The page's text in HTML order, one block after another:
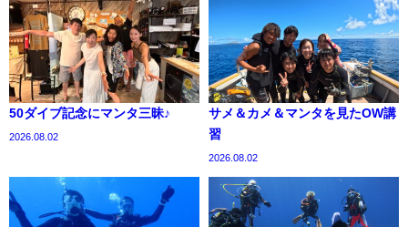
50ダイブ記念にマンタ三昧♪
2026.08.02
サメ＆カメ＆マンタを見たOW講
習
2026.08.02